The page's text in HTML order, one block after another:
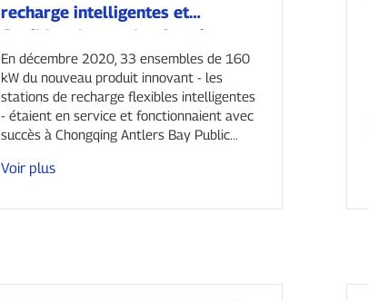
recharge intelligentes et
flexibles de 160 kW fonctionnent
avec succès.
En décembre 2020, 33 ensembles de 160
kW du nouveau produit innovant - les
stations de recharge flexibles intelligentes
- étaient en service et fonctionnaient avec
succès à Chongqing Antlers Bay Public...
Voir plus